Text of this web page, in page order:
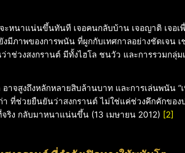
ะหนาแน่นขึ้นทันที เจอคนกลับบ้าน เจอญาติ เจอเ
มีภาพของการพนัน ที่ผูกกับเทศกาลอย่างชัดเจน
าช่วงสงกรานต์ มีทั้งไฮโล ชนวัว และการรวมกลุ่
อาจสูงถึงหลักหลายสิบล้านบาท และการเล่นพนัน “
า ที่ช่วยยืนยันว่าสงกรานต์ ไม่ใช่แค่ช่วงคึกคักของ
ริง กลับมาหนาแน่นขึ้น (13 เมษายน 2012) [2]